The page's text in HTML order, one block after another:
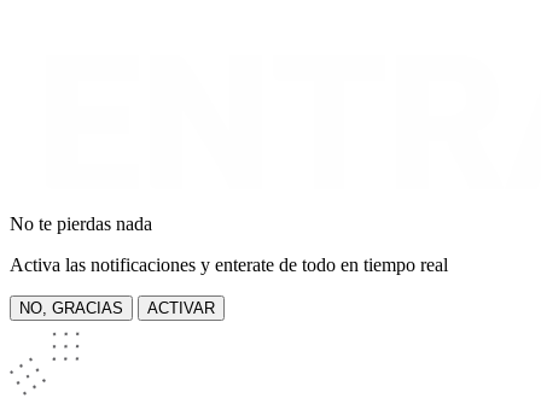
No te pierdas nada
Activa las notificaciones y enterate de todo en tiempo real
NO, GRACIAS ACTIVAR